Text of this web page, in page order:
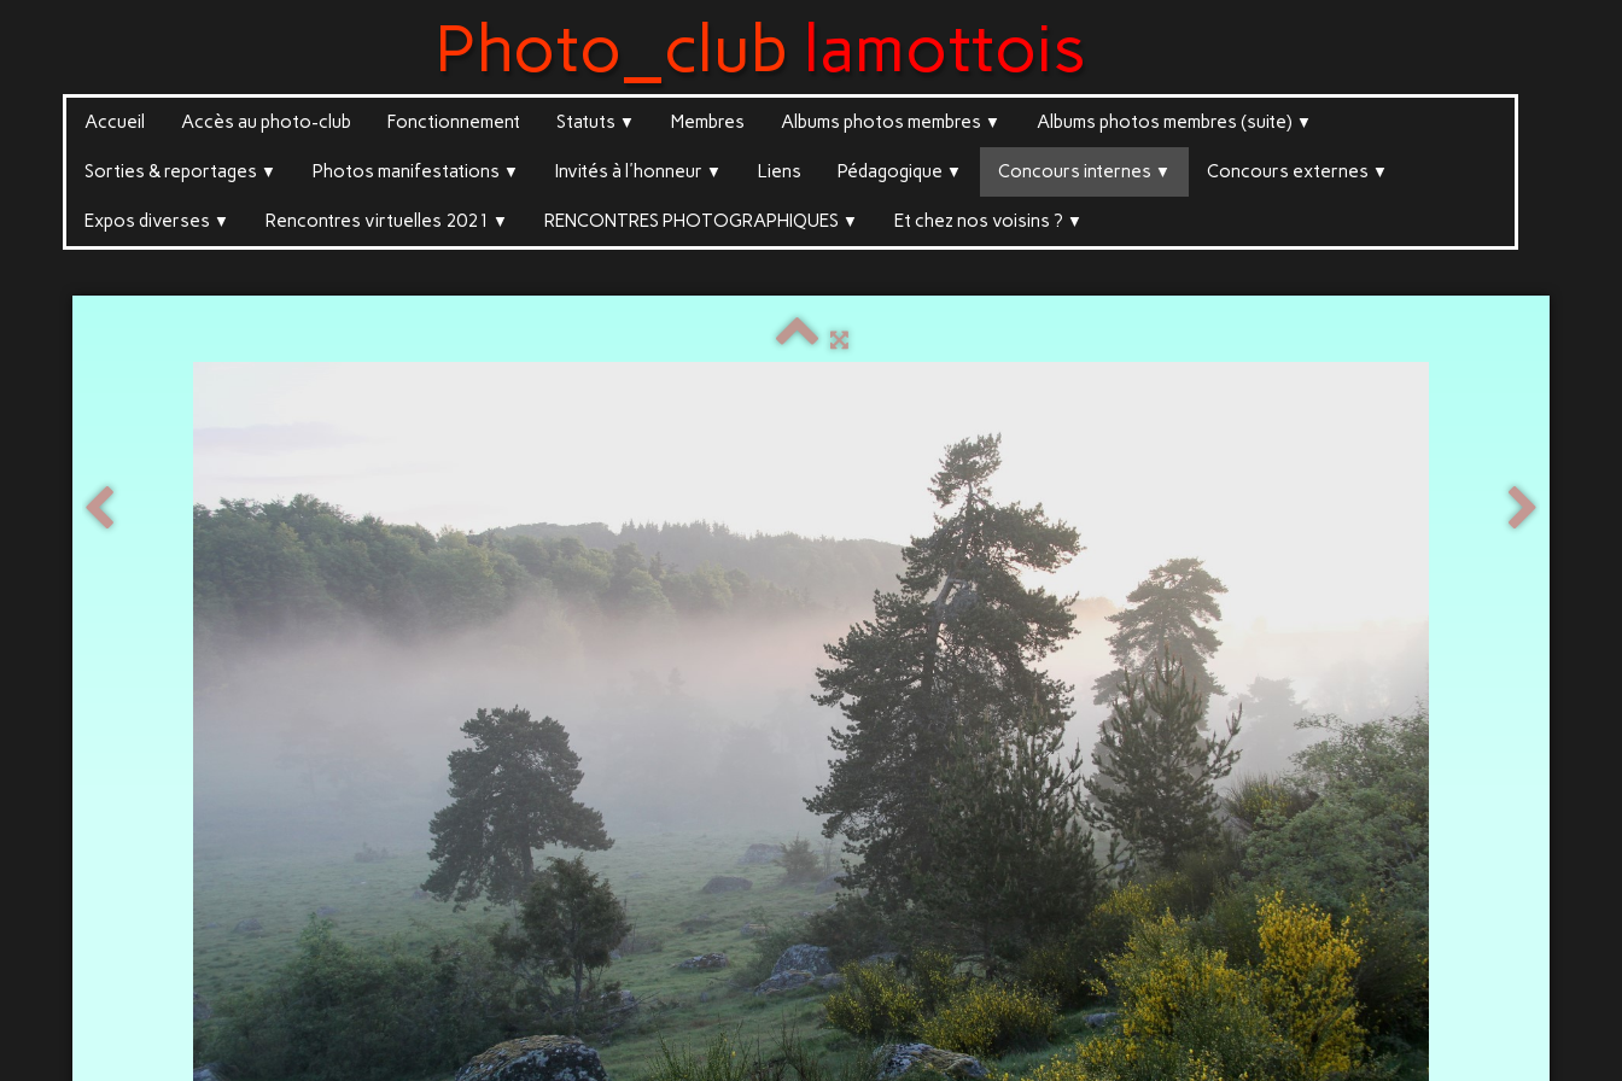
Photo_club lamottois
Accueil Accès au photo-club Fonctionnement Statuts ▼ Membres Albums photos membres ▼ Albums photos membres (suite) ▼
Sorties & reportages ▼ Photos manifestations ▼ Invités à l'honneur ▼ Liens Pédagogique ▼ Concours internes ▼ Concours externes ▼
Expos diverses ▼ Rencontres virtuelles 2021 ▼ RENCONTRES PHOTOGRAPHIQUES ▼ Et chez nos voisins ? ▼